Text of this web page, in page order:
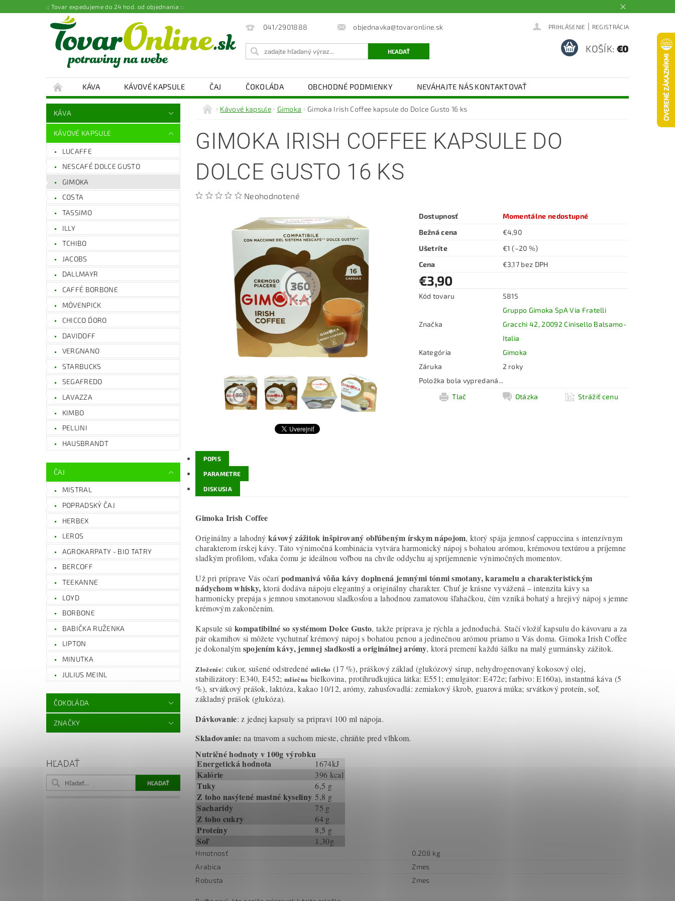
:: Tovar expedujeme do 24 hod. od objednania ::
041/2901888 objednavka@tovaronline.sk PRIHLÁSENIE | REGISTRÁCIA
KOŠÍK: €0
KÁVA KÁVOVÉ KAPSULE ČAJ ČOKOLÁDA OBCHODNÉ PODMIENKY NEVÁHAJTE NÁS KONTAKTOVAŤ
KÁVA
KÁVOVÉ KAPSULE
LUCAFFE
NESCAFÉ DOLCE GUSTO
GIMOKA
COSTA
TASSIMO
ILLY
TCHIBO
JACOBS
DALLMAYR
CAFFÉ BORBONE
MÖVENPICK
CHICCO D´ORO
DAVIDOFF
VERGNANO
STARBUCKS
SEGAFREDO
LAVAZZA
KIMBO
PELLINI
HAUSBRANDT
ČAJ
MISTRAL
POPRADSKÝ ČAJ
HERBEX
LEROS
AGROKARPATY - BIO TATRY
BERCOFF
TEEKANNE
LOYD
BORBONE
BABIČKA RUŽENKA
LIPTON
MINUTKA
JULIUS MEINL
ČOKOLÁDA
ZNAČKY
HĽADAŤ
Kávové kapsule Gimoka Gimoka Irish Coffee kapsule do Dolce Gusto 16 ks
GIMOKA IRISH COFFEE KAPSULE DO
DOLCE GUSTO 16 KS
Neohodnotené
Dostupnosť
Momentálne nedostupné
Bežná cena
€4,90
Ušetríte
€1(–20 %)
Cena
€3,17 bez DPH
€3,90
Kód tovaru 5815
Značka
Gruppo Gimoka SpA Via Fratelli
Gracchi 42, 20092 Cinisello Balsamo-
Italia
Kategória
Gimoka
Záruka
2 roky
Položka bola vypredaná...
Tlač
Otázka Strážiť cenu
POPIS
PARAMETRE
DISKUSIA
Gimoka Irish Coffee
Originálny a lahodnýkávový zážitok inšpirovaný obľúbeným írskym nápojom, ktorý spája jemnosť cappuccina s intenzívnym
charakterom írskej kávy. Táto výnimočná kombinácia vytvára harmonický nápoj s bohatou arómou, krémovou textúrou a príjemne
sladkým profilom, vďaka čomu je ideálnou voľbou na chvíle oddychu aj spríjemnenie výnimočných momentov.
Už pri príprave Vás očarípodmanivá vôňa kávy doplnená jemnými tónmi smotany, karamelu a charakteristickým
nádychom whisky, ktorá dodáva nápoju elegantný a originálny charakter. Chuť je krásne vyvážená – intenzita kávy sa
harmonicky prepája s jemnou smotanovou sladkosťou a lahodnou zamatovou šľahačkou, čím vzniká bohatý a hrejivý nápoj s jemne
krémovým zakončením.
Kapsule sú kompatibilné so systémom Dolce Gusto, takže príprava je rýchla a jednoduchá. Stačí vložiť kapsulu do kávovaru a za
pár okamihov si môžete vychutnať krémový nápoj s bohatou penou a jedinečnou arómou priamo u Vás doma. Gimoka Irish Coffee
je dokonalým spojením kávy, jemnej sladkosti a originálnej arómy, ktorá premení každú šálku na malý gurmánsky zážitok.
Zloženie: cukor, sušené odstredené mlieko (17 %), práškový základ (glukózový sirup, nehydrogenovaný kokosový olej,
stabilizátory: E340, E452;mliečna bielkovina, protihrudkujúca látka: E551; emulgátor: E472e; farbivo: E160a), instantná káva (5
%), srvátkový prášok, laktóza, kakao 10/12, arómy, zahusťovadlá: zemiakový škrob, guarová múka; srvátkový proteín, soľ,
základný prášok (glukóza).
Dávkovanie: z jednej kapsuly sa pripraví 100 ml nápoja.
Skladovanie: na tmavom a suchom mieste, chráňte pred vlhkom.
Nutričné hodnoty v 100g výrobku
Energetická hodnota
1674kJ
Kalórie 396 kcal
Tuky 6,5 g
Z toho nasýtené mastné kyseliny 5,8 g
Sacharidy 75 g
Z toho cukry 64 g
Proteíny 8,5 g
Soľ 1,30g
Hmotnosť
0.208 kg
Arabica
Zmes
Robusta
Zmes